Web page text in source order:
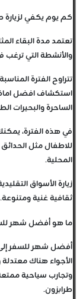
كم يوم يكفي لزيارة
تعتمد مدة البقاء
والأنشطة التي ترغب
استكشاف افضل
الساحرة والبحيرات
في هذه الفترة،
للاطفال مثل
المحلية.
زيارة الأسواق
ثقافية غنية ومتنوعة.
ما هو أفضل شهر
أفضل شهر للسفر
الأجواء هناك
وتجارب سياحية
طرابزون.